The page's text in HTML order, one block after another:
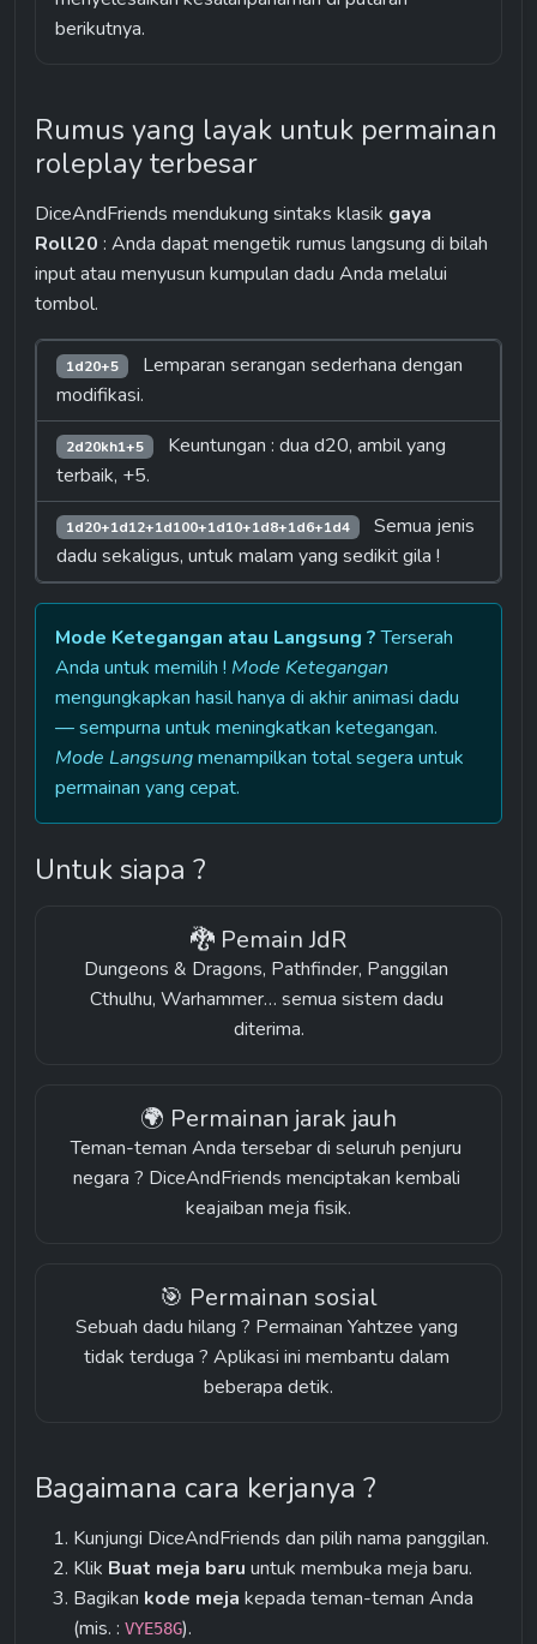
berikutnya.
Rumus yang layak untuk permainan
roleplay terbesar
DiceAndFriends mendukung sintaks klasik gaya
Roll20 : Anda dapat mengetik rumus langsung di bilah
input atau menyusun kumpulan dadu Anda melalui
tombol.
1d20+5
Lemparan serangan sederhana dengan
modifikasi.
2d20kh1+5
Keuntungan : dua d20, ambil yang
terbaik, +5.
1d20+1d12+1d100+1d10+1d8+1d6+1d4
Semua jenis
dadu sekaligus, untuk malam yang sedikit gila !
Mode Ketegangan atau Langsung ? Terserah
Anda untuk memilih ! Mode Ketegangan
mengungkapkan hasil hanya di akhir animasi dadu
Mode Langsung menampilkan total segera untuk
permainan yang cepat.
Untuk siapa ?
🐉 Pemain JdR
Dungeons & Dragons, Pathfinder, Panggilan
Cthulhu, Warhammer… semua sistem dadu
diterima.
🌍 Permainan jarak jauh
Teman-teman Anda tersebar di seluruh penjuru
negara ? DiceAndFriends menciptakan kembali
keajaiban meja fisik.
🎯 Permainan sosial
Sebuah dadu hilang ? Permainan Yahtzee yang
tidak terduga ? Aplikasi ini membantu dalam
beberapa detik.
Bagaimana cara kerjanya ?
Kunjungi DiceAndFriends dan pilih nama panggilan.
Klik Buat meja baru untuk membuka meja baru.
Bagikan kode meja kepada teman-teman Anda
(mis. : VYE58G).